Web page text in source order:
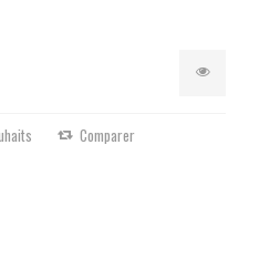
Comparer